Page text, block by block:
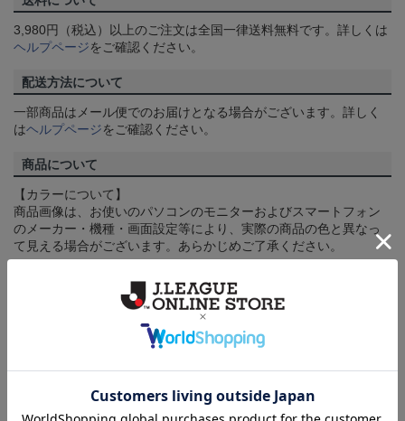
3,980円（税込）以上のご注文は全国一律送料無料です。詳しくは
ヘルプページをご確認ください。
配送方法について
一部商品はメール便でのお届けとなる場合がございます。詳しく
はヘルプページをご確認ください。
商品について
【カラーについて】
商品画像は、お使いのパソコンのモニターおよびスマートフォン
のメーカー・機種・画面設定等により、実際の商品の色と異なっ
て見える場合がございます。あらかじめご了承ください。
取り扱い商品によっては、パッケージやデザインなどの仕様が予
告なく変更になることがございます。
ギフト対応について